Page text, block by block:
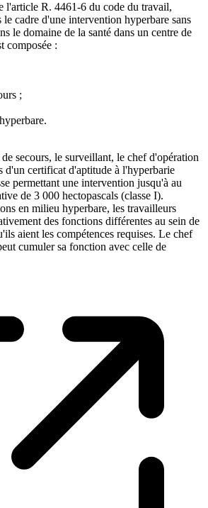
l'article R. 4461-6 du code du travail,
cadre d'une intervention hyperbare sans
le domaine de la santé dans un centre de
composée :
;
secours, le surveillant, le chef d'opération
d'un certificat d'aptitude à l'hyperbarie
permettant une intervention jusqu'à au
de 3 000 hectopascals (classe I).
en milieu hyperbare, les travailleurs
des fonctions différentes au sein de
aient les compétences requises. Le chef
cumuler sa fonction avec celle de